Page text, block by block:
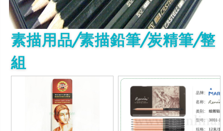
素描用品/素描鉛筆/炭精筆/整
組